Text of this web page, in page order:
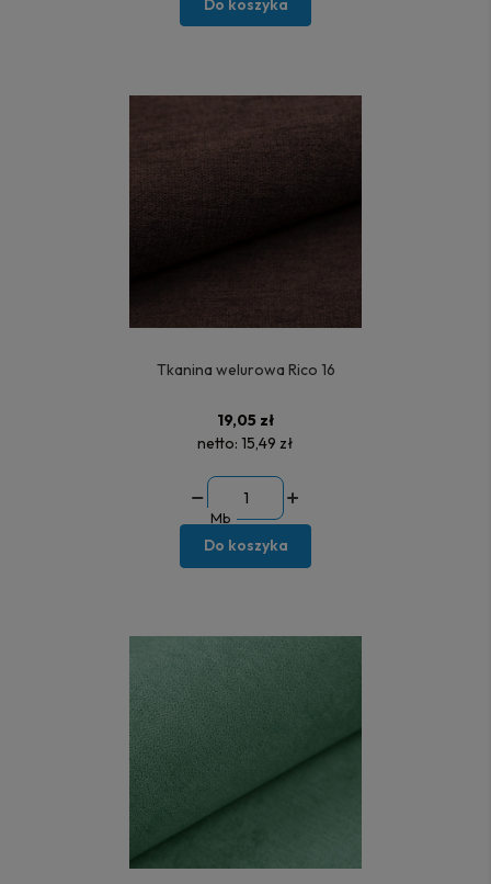
Do koszyka
Tkanina welurowa Rico 16
19,05 zł
netto: 15,49 zł
Mb
Do koszyka